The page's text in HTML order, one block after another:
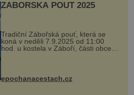
ZÁBOŘSKÁ POUŤ 2025
Tradiční Zábořská pouť, která se
koná v neděli 7.9.2025 od 11:00
hod. u kostela v Záboří, části obce
Kly u Mělníka. V programu naleznete
komentovanou prohlídku kostela,
epochanacestach.cz